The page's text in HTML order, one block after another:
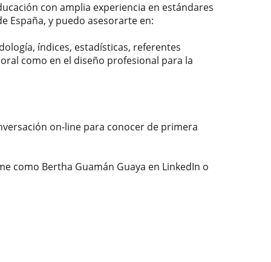
con amplia experiencia en estándares
España, y puedo asesorarte en:
índices, estadísticas, referentes
como en el diseño profesional para la
on-line para conocer de primera
como Bertha Guamán Guaya en LinkedIn o